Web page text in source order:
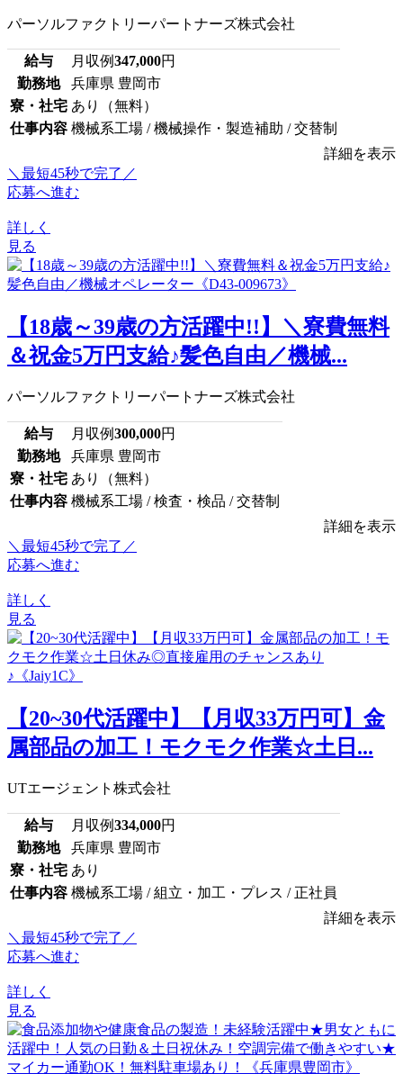
パーソルファクトリーパートナーズ株式会社
給与 月収例347,000円
勤務地
兵庫県 豊岡市
寮・社宅 あり（無料）
仕事内容 機械系工場 / 機械操作・製造補助 / 交替制
詳細を表示
＼最短45秒で完了／
応募へ進む
詳しく
見る
【18歳～39歳の方活躍中!!】＼寮費無料
＆祝金5万円支給♪髪色自由／機械...
パーソルファクトリーパートナーズ株式会社
給与 月収例300,000円
勤務地
兵庫県 豊岡市
寮・社宅 あり（無料）
仕事内容 機械系工場 / 検査・検品 / 交替制
詳細を表示
＼最短45秒で完了／
応募へ進む
詳しく
見る
【20~30代活躍中】【月収33万円可】金
属部品の加工！モクモク作業☆土日...
UTエージェント株式会社
給与 月収例334,000円
勤務地
兵庫県 豊岡市
寮・社宅 あり
仕事内容 機械系工場 / 組立・加工・プレス / 正社員
詳細を表示
＼最短45秒で完了／
応募へ進む
詳しく
見る